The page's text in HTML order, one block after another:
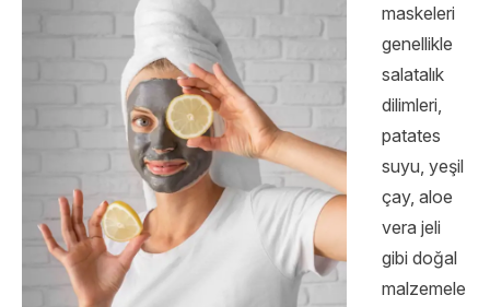
maskeleri
genellikle
salatalık
dilimleri,
patates
suyu, yeşil
çay, aloe
vera jeli
gibi doğal
malzemele